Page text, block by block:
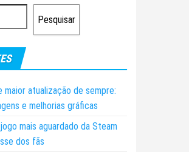
Pesquisar
atualização de sempre:
e melhorias gráficas
mais aguardado da Steam
dos fãs